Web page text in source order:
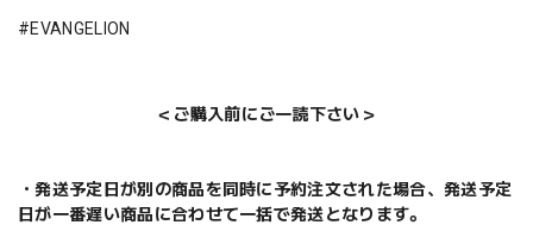
#EVANGELION
＜ご購入前にご一読下さい＞
・発送予定日が別の商品を同時に予約注文された場合、発送予定
日が一番遅い商品に合わせて一括で発送となります。